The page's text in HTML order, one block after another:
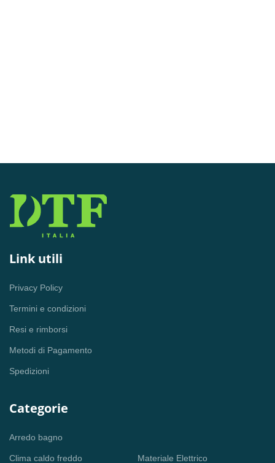
Link utili
Privacy Policy
Termini e condizioni
Resi e rimborsi
Metodi di Pagamento
Spedizioni
Categorie
Arredo bagno
Clima caldo freddo Materiale Elettrico